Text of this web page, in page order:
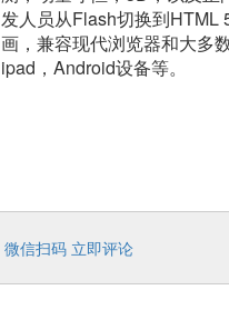
发人员从Flash切换到HTML
画，兼容现代浏览器和大多
ipad，Android设备等。
微信扫码 立即评论